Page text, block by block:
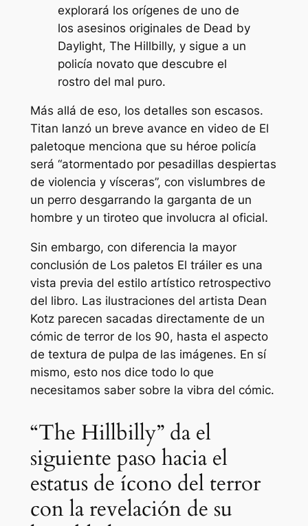
explorará los orígenes de uno de
los asesinos originales de Dead by
Daylight, The Hillbilly, y sigue a un
policía novato que descubre el
rostro del mal puro.
Más allá de eso, los detalles son escasos.
Titan lanzó un breve avance en video de El
paletoque menciona que su héroe policía
será “atormentado por pesadillas despiertas
de violencia y vísceras”, con vislumbres de
un perro desgarrando la garganta de un
hombre y un tiroteo que involucra al oficial.
Sin embargo, con diferencia la mayor
conclusión de Los paletos El tráiler es una
vista previa del estilo artístico retrospectivo
del libro. Las ilustraciones del artista Dean
Kotz parecen sacadas directamente de un
cómic de terror de los 90, hasta el aspecto
de textura de pulpa de las imágenes. En sí
mismo, esto nos dice todo lo que
necesitamos saber sobre la vibra del cómic.
“The Hillbilly” da el
siguiente paso hacia el
estatus de ícono del terror
con la revelación de su